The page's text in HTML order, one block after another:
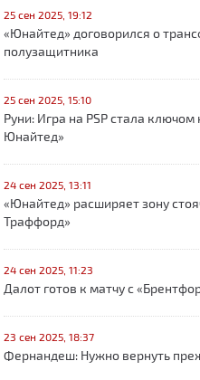
25 сен 2025, 19:12
«Юнайтед» договорился о
полузащитника
25 сен 2025, 15:10
Руни: Игра на PSP стала
Юнайтед»
24 сен 2025, 13:11
«Юнайтед» расширяет зону
Траффорд»
24 сен 2025, 11:23
Далот готов к матчу с
23 сен 2025, 18:37
Фернандеш: Нужно вернуть